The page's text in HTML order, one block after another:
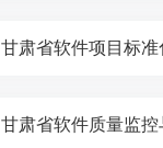
甘肃省软件项目标
甘肃省软件质量监